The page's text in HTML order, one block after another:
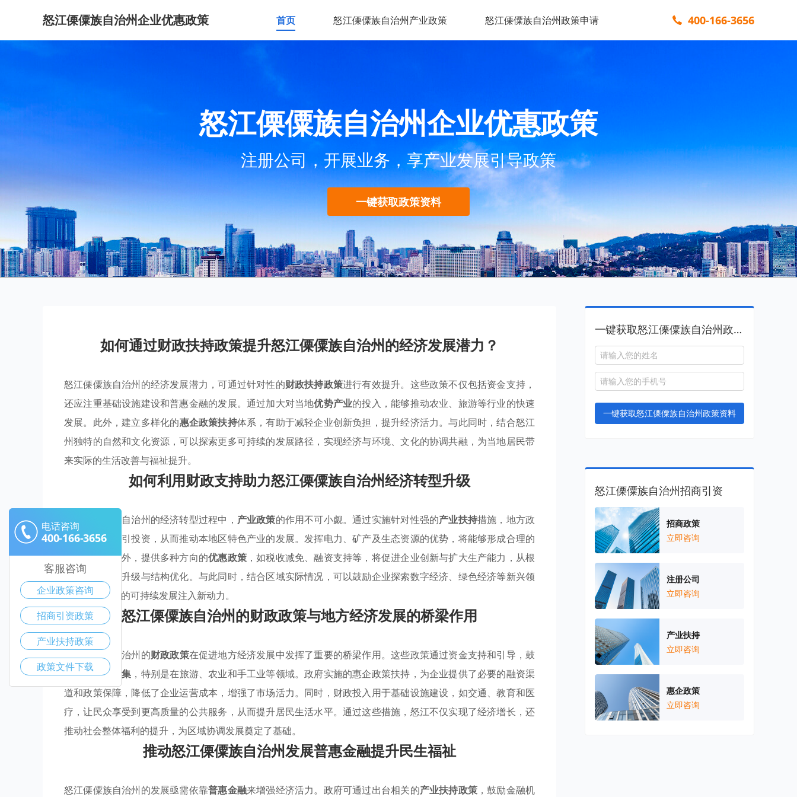
怒江傈僳族自治州企业优惠政策 首页 怒江傈僳族自治州产业政策 怒江傈僳族自治州政策申请 400-166-3656
怒江傈僳族自治州企业优惠政策
注册公司，开展业务，享产业发展引导政策
一键获取政策资料
如何通过财政扶持政策提升怒江傈僳族自治州的经济发展潜力？
怒江傈僳族自治州的经济发展潜力，可通过针对性的财政扶持政策进行有效提升。这些政策不仅包括资金支持，
还应注重基础设施建设和普惠金融的发展。通过加大对当地优势产业的投入，能够推动农业、旅游等行业的快速
发展。此外，建立多样化的惠企政策扶持体系，有助于减轻企业创新负担，提升经济活力。与此同时，结合怒江
州独特的自然和文化资源，可以探索更多可持续的发展路径，实现经济与环境、文化的协调共融，为当地居民带
来实际的生活改善与福祉提升。
如何利用财政支持助力怒江傈僳族自治州经济转型升级
在怒江傈僳族自治州的经济转型过程中， 产业政策的作用不可小觑。通过实施针对性强的产业扶持措施，地方政
府可以有效吸引投资，从而推动本地区特色产业的发展。发挥电力、矿产及生态资源的优势，将能够形成合理的
产业布局。此外，提供多种方向的优惠政策，如税收减免、融资支持等，将促进企业创新与扩大生产能力，从根
本上推动经济升级与结构优化。与此同时，结合区域实际情况，可以鼓励企业探索数字经济、绿色经济等新兴领
域，为怒江州的可持续发展注入新动力。
怒江傈僳族自治州的财政政策与地方经济发展的桥梁作用
怒江傈僳族自治州的财政政策在促进地方经济发展中发挥了重要的桥梁作用。这些政策通过资金支持和引导，鼓
励优势产业聚集 ，特别是在旅游、农业和手工业等领域。政府实施的惠企政策扶持，为企业提供了必要的融资渠
道和政策保障，降低了企业运营成本，增强了市场活力。同时，财政投入用于基础设施建设，如交通、教育和医
疗，让民众享受到更高质量的公共服务，从而提升居民生活水平。通过这些措施，怒江不仅实现了经济增长，还
推动社会整体福利的提升，为区域协调发展奠定了基础。
推动怒江傈僳族自治州发展普惠金融提升民生福祉
怒江傈僳族自治州的发展亟需依靠普惠金融来增强经济活力。政府可通过出台相关的产业扶持政策，鼓励金融机
一键获取怒江傈僳族自治州政策资料
一键获取怒江傈僳族自治州政策资料
怒江傈僳族自治州招商引资
招商政策
立即咨询
注册公司
立即咨询
产业扶持
立即咨询
惠企政策
立即咨询
电话咨询
400-166-3656
客服咨询
企业政策咨询
招商引资政策
产业扶持政策
政策文件下载